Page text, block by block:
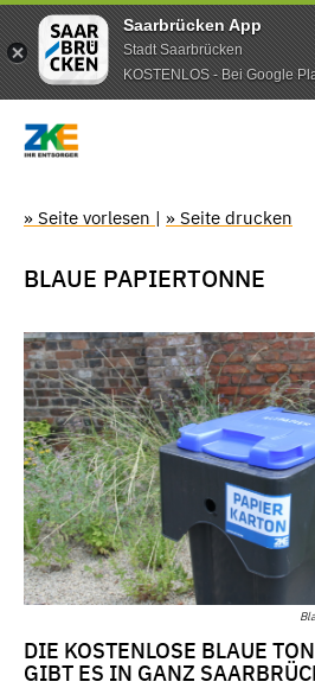
Saarbrücken App
Stadt Saarbrücken
KOSTENLOS - Bei Google
» Seite vorlesen | » Seite drucken
BLAUE PAPIERTONNE
DIE KOSTENLOSE BLAUE
GIBT ES IN GANZ